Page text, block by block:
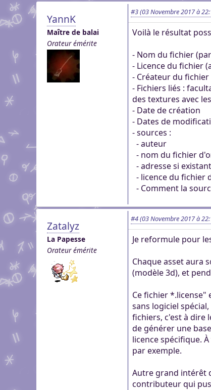
YannK
Maître de balai
Orateur émérite
#3(03 Novembre 2017 à
Voilà le résultat
- Nom du fichier
- Licence du fichier
- Créateur du fichier
- Fichiers liés :
des textures avec
- Date de création
- Dates de
- sources :
- auteur
- nom du fichier
- adresse si
- licence du fichier
- Comment la
Zatalyz
La Papesse
Orateur émérite
#4(03 Novembre 2017 à
Je reformule pour
Chaque asset aura
(modèle 3d), et
Ce fichier *.license"
sans logiciel
fichiers, c'est à dire
de générer une
licence spécifique.
par exemple.
Autre grand intérêt
contributeur qui